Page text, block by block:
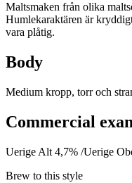
Maltsmaken från olika
Humlekaraktären är
vara plåtig.
Body
Medium kropp, torr och
Commercial
Uerige Alt 4,7% /Uerige
Brew to this style